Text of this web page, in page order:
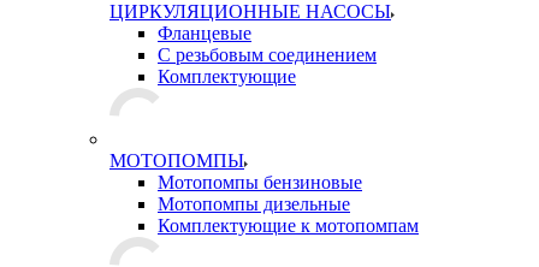
ЦИРКУЛЯЦИОННЫЕ НАСОСЫ
Фланцевые
С резьбовым соединением
Комплектующие
МОТОПОМПЫ
Мотопомпы бензиновые
Мотопомпы дизельные
Комплектующие к мотопомпам